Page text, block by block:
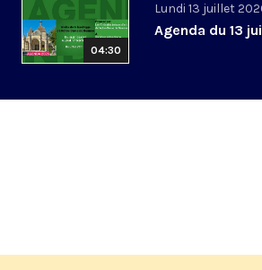
04:30
Lundi 13 juillet
Agenda du 13